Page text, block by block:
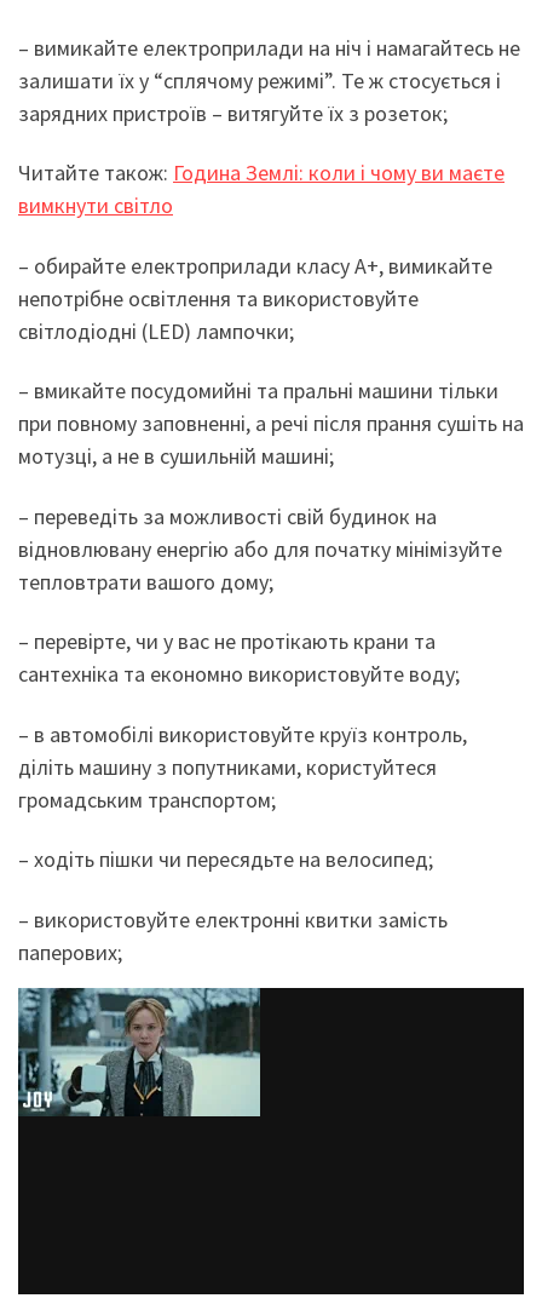
– вимикайте електроприлади на ніч і намагайтесь не
залишати їх у “сплячому режимі”. Те ж стосується і
зарядних пристроїв – витягуйте їх з розеток;
Читайте також: Година Землі: коли і чому ви маєте
вимкнути світло
– обирайте електроприлади класу А+, вимикайте
непотрібне освітлення та використовуйте
світлодіодні (LED) лампочки;
– вмикайте посудомийні та пральні машини тільки
при повному заповненні, а речі після прання сушіть на
мотузці, а не в сушильній машині;
– переведіть за можливості свій будинок на
відновлювану енергію або для початку мінімізуйте
тепловтрати вашого дому;
– перевірте, чи у вас не протікають крани та
сантехніка та економно використовуйте воду;
– в автомобілі використовуйте круїз контроль,
діліть машину з попутниками, користуйтеся
громадським транспортом;
– ходіть пішки чи пересядьте на велосипед;
– використовуйте електронні квитки замість
паперових;